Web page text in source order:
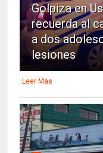
Golpiza en
recuerda al
a dos
lesiones
Leer Mas